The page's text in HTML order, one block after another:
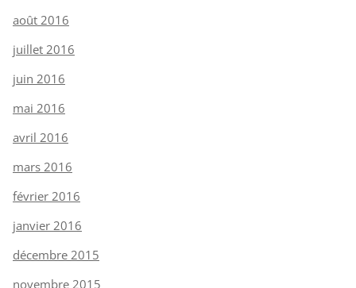
août 2016
juillet 2016
juin 2016
mai 2016
avril 2016
mars 2016
février 2016
janvier 2016
décembre 2015
novembre 2015